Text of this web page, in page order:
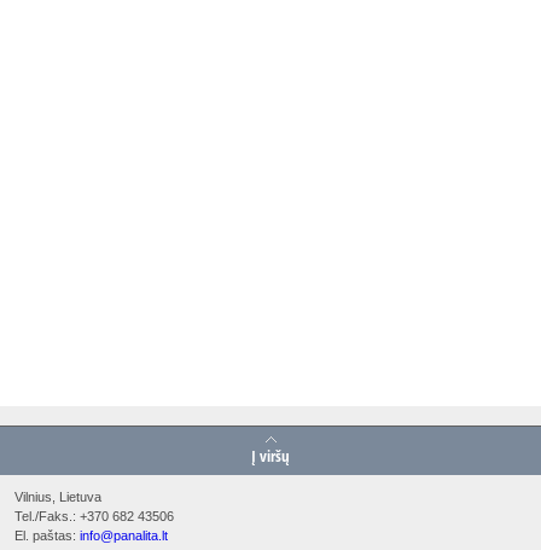
Į viršų
Vilnius, Lietuva
Tel./Faks.: +370 682 43506
El. paštas: info@panalita.lt